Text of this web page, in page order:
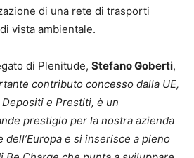
di una rete di trasporti
vista ambientale.
di Plenitude, Stefano Goberti,
contributo concesso dalla UE,
e Prestiti, è un
prestigio per la nostra azienda
dell’Europa e si inserisce a pieno